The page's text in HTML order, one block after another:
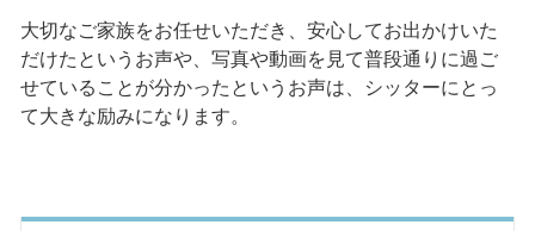
大切なご家族をお任せいただき、安心してお出かけいた
だけたというお声や、写真や動画を見て普段通りに過ご
せていることが分かったというお声は、シッターにとっ
て大きな励みになります。